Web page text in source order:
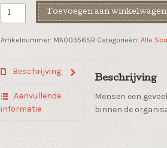
Kind
sculptuur
aantal
Toevoegen aan winkelwagen
Artikelnummer: MA00356SB Categorieën: Alle
Beschrijving
Aanvullende
informatie
Beschrijving
Mensen een
binnen de